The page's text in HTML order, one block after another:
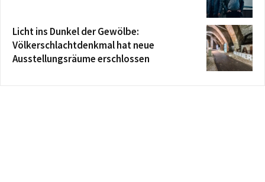
Licht ins Dunkel der Gewölbe:
Völkerschlachtdenkmal hat neue
Ausstellungsräume erschlossen